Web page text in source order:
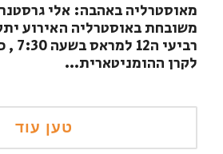
מאוסטרליה באהבה: אלי
משובחת באוסטרליה האירוע
לקרן ההומניטארית...